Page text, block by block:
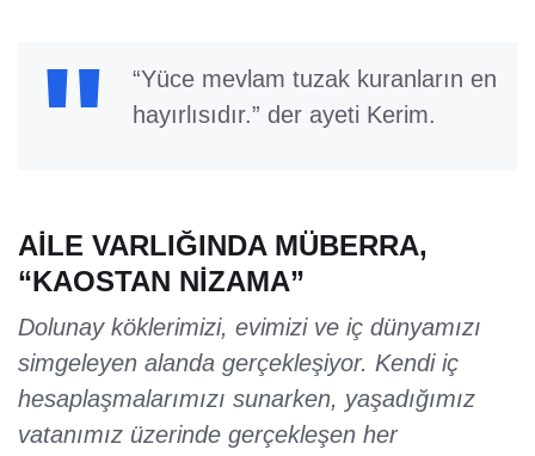
“Yüce mevlam tuzak kuranların en
hayırlısıdır.” der ayeti Kerim.
AİLE VARLIĞINDA MÜBERRA,
“KAOSTAN NİZAMA”
Dolunay köklerimizi, evimizi ve iç dünyamızı
simgeleyen alanda gerçekleşiyor. Kendi iç
hesaplaşmalarımızı sunarken, yaşadığımız
vatanımız üzerinde gerçekleşen her